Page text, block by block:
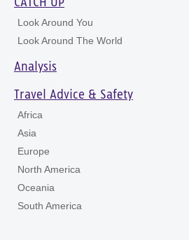
Look Around You
Look Around The World
Analysis
Travel Advice & Safety
Africa
Asia
Europe
North America
Oceania
South America